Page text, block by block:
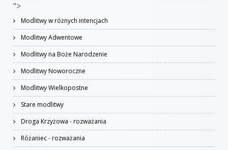
">
Modlitwy w różnych intencjach
Modlitwy Adwentowe
Modlitwy na Boże Narodzenie
Modlitwy Noworoczne
Modlitwy Wielkopostne
Stare modlitwy
Droga Krzyżowa - rozważania
Różaniec - rozważania